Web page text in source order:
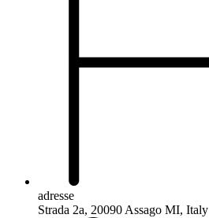
adresse
Strada 2a, 20090 Assago MI, Italy